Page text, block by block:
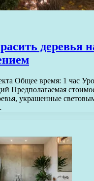
деревья
Общее время: 1 час
Предполагаемая
украшенные